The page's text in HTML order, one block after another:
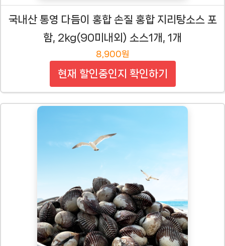
국내산 통영 다듬이 홍합 손질 홍합 지리탕소스 포
함, 2kg(90미내외) 소스1개, 1개
8,900원
현재 할인중인지 확인하기